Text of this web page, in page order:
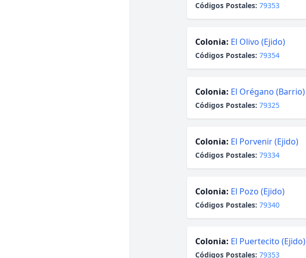
Códigos Postales: 79353
Colonia: El Olivo (Ejido)
Códigos Postales: 79354
Colonia: El Orégano (Barrio)
Códigos Postales: 79325
Colonia: El Porvenir (Ejido)
Códigos Postales: 79334
Colonia: El Pozo (Ejido)
Códigos Postales: 79340
Colonia: El Puertecito (Ejido)
Códigos Postales: 79353